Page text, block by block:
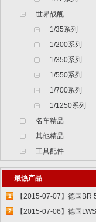
世界战舰
1/35系列
1/200系列
1/350系列
1/550系列
1/700系列
1/1250系列
名车精品
其他精品
工具配件
最热产品
1
【2015-07-07】德国BR
829...
2
【2015-07-06】德国